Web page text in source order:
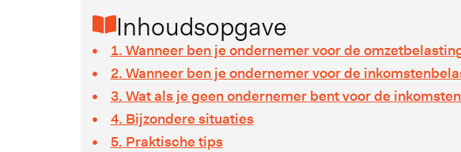
Inhoudsopgave
1. Wanneer ben je ondernemer voor de
2. Wanneer ben je ondernemer voor de
3. Wat als je geen ondernemer bent voor de
4. Bijzondere situaties
5. Praktische tips